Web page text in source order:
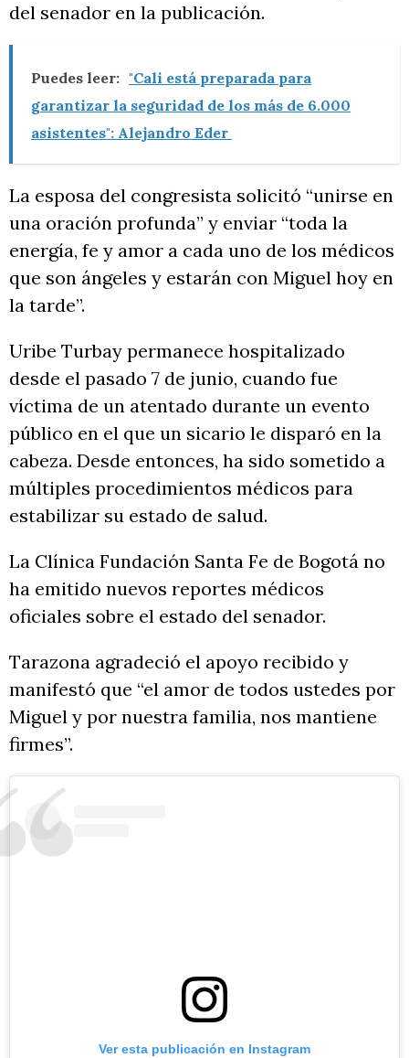
del senador en la publicación.
Puedes leer: "Cali está preparada para
garantizar la seguridad de los más de 6.000
asistentes": Alejandro Eder
La esposa del congresista solicitó “unirse en
una oración profunda” y enviar “toda la
energía, fe y amor a cada uno de los médicos
que son ángeles y estarán con Miguel hoy en
la tarde”.
Uribe Turbay permanece hospitalizado
desde el pasado 7 de junio, cuando fue
víctima de un atentado durante un evento
público en el que un sicario le disparó en la
cabeza. Desde entonces, ha sido sometido a
múltiples procedimientos médicos para
estabilizar su estado de salud.
La Clínica Fundación Santa Fe de Bogotá no
ha emitido nuevos reportes médicos
oficiales sobre el estado del senador.
Tarazona agradeció el apoyo recibido y
manifestó que “el amor de todos ustedes por
Miguel y por nuestra familia, nos mantiene
firmes”.
Ver esta publicación en Instagram